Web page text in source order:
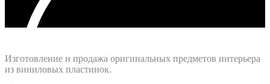
Изготовление и продажа оригинальных предметов интерьера
из виниловых пластинок.